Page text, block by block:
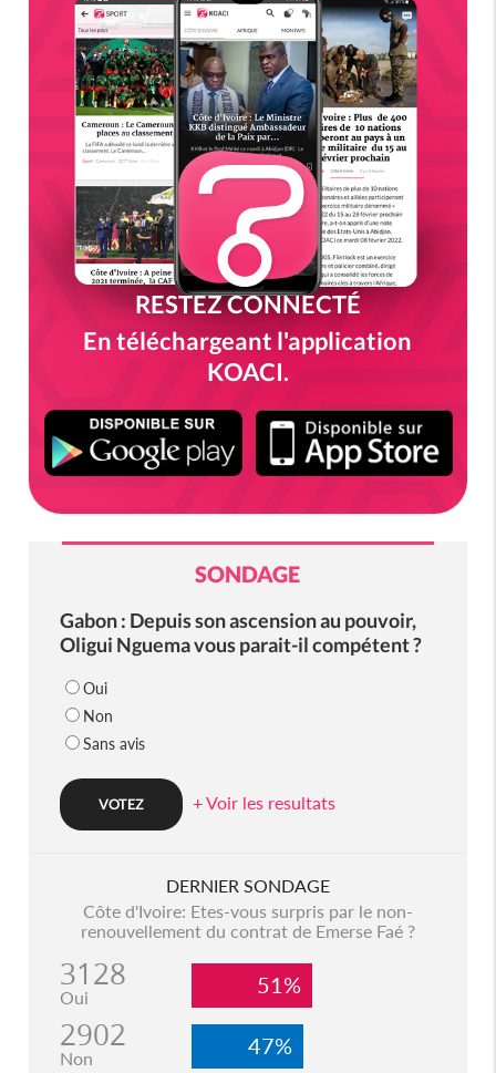
RESTEZ CONNECTÉ
En téléchargeant l'application
KOACI.
SONDAGE
Gabon : Depuis son ascension au pouvoir,
Oligui Nguema vous parait-il compétent ?
Oui
Non
Sans avis
+ Voir les resultats
DERNIER SONDAGE
Côte d'Ivoire: Etes-vous surpris par le non-
renouvellement du contrat de Emerse Faé ?
3128
Oui 51%
2902
Non 47%